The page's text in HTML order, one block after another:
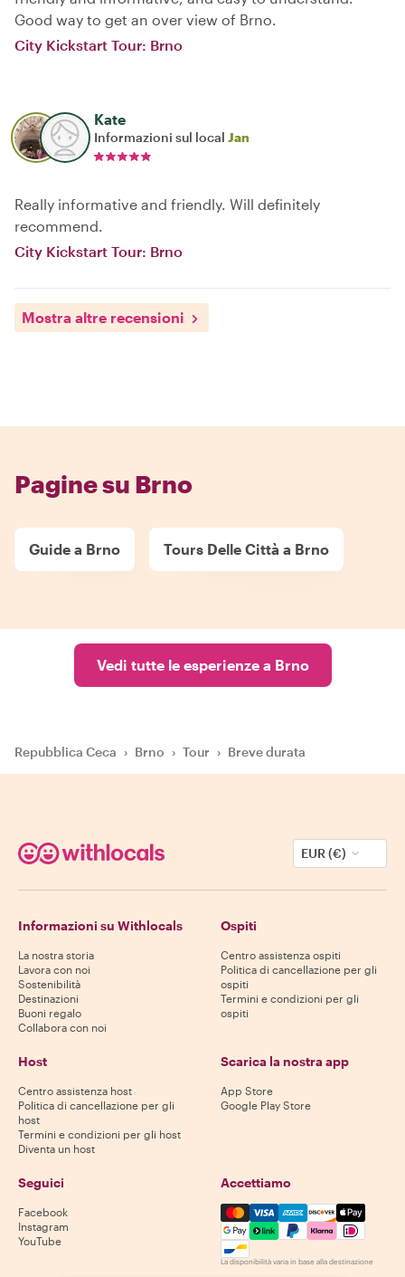
Good way to get an over view of Brno.
City Kickstart Tour: Brno
Kate
Informazioni sul local Jan
Really informative and friendly. Will definitely
recommend.
City Kickstart Tour: Brno
Mostra altre recensioni
Pagine su Brno
Guide a Brno Tours Delle Città a Brno
Vedi tutte le esperienze a Brno
Repubblica Ceca › Brno › Tour › Breve durata
EUR (€)
Informazioni su Withlocals
La nostra storia
Lavora con noi
Sostenibilità
Destinazioni
Buoni regalo
Collabora con noi
Ospiti
Centro assistenza ospiti
Politica di cancellazione per gli
ospiti
Termini e condizioni per gli
ospiti
Host
Centro assistenza host
Politica di cancellazione per gli
host
Termini e condizioni per gli host
Diventa un host
Scarica la nostra app
App Store
Google Play Store
Seguici
Facebook
Instagram
YouTube
Accettiamo
Mastercard, Visa, Amex,
La disponibilità varia in base alla destinazione